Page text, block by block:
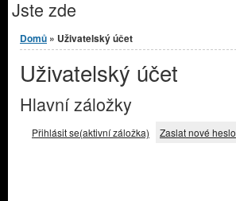
Jste zde
Domů » Uživatelský účet
Uživatelský účet
Hlavní záložky
Přihlásit se(aktivní záložka) Zaslat nové heslo